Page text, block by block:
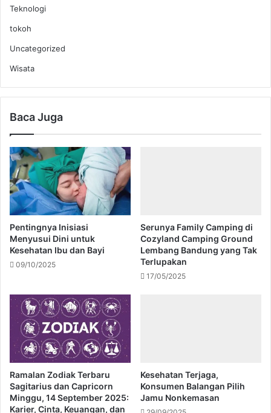
Teknologi
tokoh
Uncategorized
Wisata
Baca Juga
Pentingnya Inisiasi
Menyusui Dini untuk
Kesehatan Ibu dan Bayi
09/10/2025
Serunya Family Camping di
Cozyland Camping Ground
Lembang Bandung yang Tak
Terlupakan
17/05/2025
Ramalan Zodiak Terbaru
Sagitarius dan Capricorn
Minggu, 14 September 2025:
Karier, Cinta, Keuangan, dan
Kesehatan Terjaga,
Konsumen Balangan Pilih
Jamu Nonkemasan